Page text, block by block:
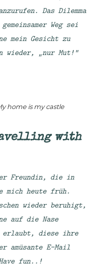
Das Dilemma
Weg sei
mein Gesicht zu
wieder, „nur Mut!“
Konflikten und
home is my castle
with
Freundin, die in
mich heute früh.
wieder beruhigt,
auf die Nase
erlaubt, diese ihre
amüsante E-Mail
fun..!